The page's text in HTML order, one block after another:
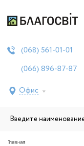
(068) 561-01-01
(066) 896-87-87
Офис
Главная